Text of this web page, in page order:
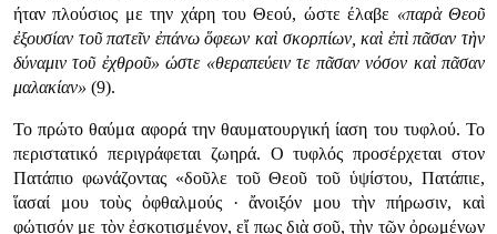
ήταν πλούσιος με την χάρη του Θεού, ώστε έλαβε «παρὰ Θεοῦ
ἐξουσίαν τοῦ πατεῖν ἐπάνω ὅφεων καὶ σκορπίων, καὶ ἐπὶ πᾶσαν τὴν
δύναμιν τοῦ ἐχθροῦ» ώστε «θεραπεύειν τε πᾶσαν νόσον καὶ πᾶσαν
μαλακίαν» (9).
Το πρώτο θαύμα αφορά την θαυματουργική ίαση του τυφλού. Το
περιστατικό περιγράφεται ζωηρά. Ο τυφλός προσέρχεται στον
Πατάπιο φωνάζοντας «δοῦλε τοῦ Θεοῦ τοῦ ὑψίστου, Πατάπιε,
ἵασαί μου τοὺς ὀφθαλμούς · ἄνοιξόν μου τὴν πήρωσιν, καὶ
φώτισόν με τὸν ἐσκοτισμένον, εἴ πως διὰ σοῦ, τὴν τῶν ὀρωμένων